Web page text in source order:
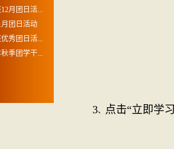
月团日活...
团日活动
秀团日活...
季团学干...
3、 点击“立即学